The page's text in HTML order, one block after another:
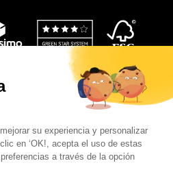
su experiencia y personalizar
en ‘OK!, acepta el uso de estas
a través de la opción
Wellpapers